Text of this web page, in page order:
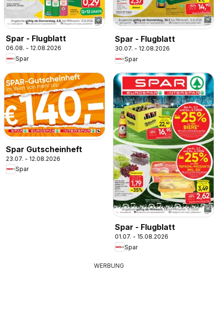
Spar - Flugblatt
06.08. - 12.08.2026
Spar
Spar - Flugblatt
30.07. - 12.08.2026
Spar
Spar Gutscheinheft
23.07. - 12.08.2026
Spar
Spar - Flugblatt
01.07. - 15.08.2026
Spar
WERBUNG